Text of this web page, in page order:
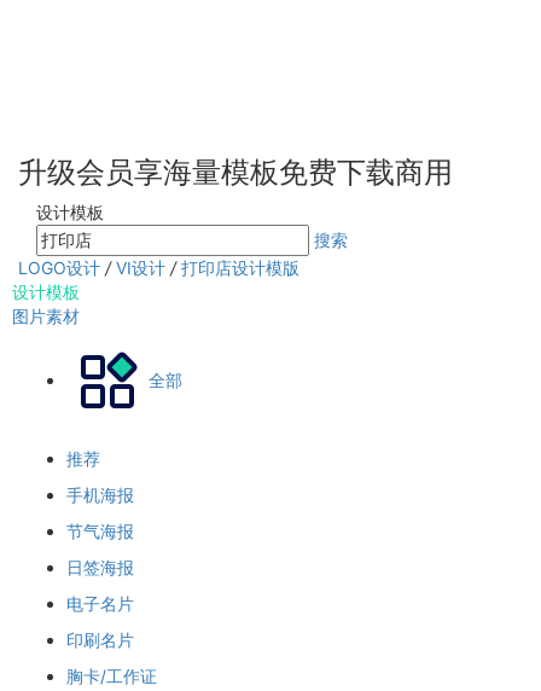
升级会员享海量模板免费下载商用
设计模板
搜索
LOGO设计 / VI设计 / 打印店设计模版
设计模板
图片素材
全部
推荐
手机海报
节气海报
日签海报
电子名片
印刷名片
胸卡/工作证